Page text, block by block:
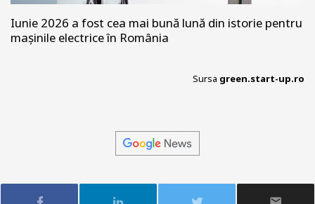
Iunie 2026 a fost cea mai bună lună din istorie pentru
mașinile electrice în România
Sursa green.start-up.ro